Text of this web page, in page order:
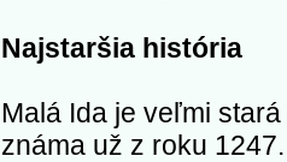
Najstaršia história
Malá Ida je veľmi
známa už z roku